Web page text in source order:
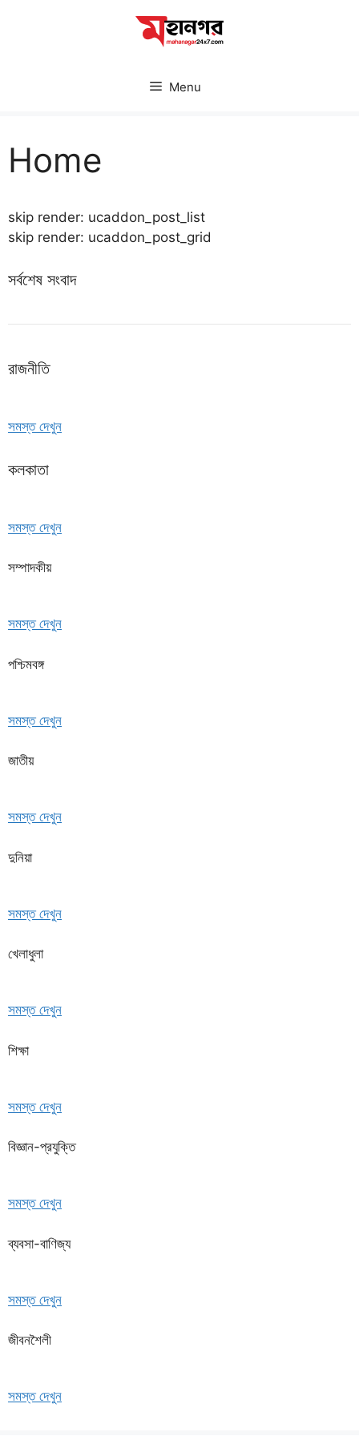
Menu
Home
skip render: ucaddon_post_list
skip render: ucaddon_post_grid
সর্বশেষ সংবাদ
রাজনীতি
সমস্ত দেখুন
কলকাতা
সমস্ত দেখুন
সম্পাদকীয়
সমস্ত দেখুন
পশ্চিমবঙ্গ
সমস্ত দেখুন
জাতীয়
সমস্ত দেখুন
দুনিয়া
সমস্ত দেখুন
খেলাধুলা
সমস্ত দেখুন
শিক্ষা
সমস্ত দেখুন
বিজ্ঞান-প্রযুক্তি
সমস্ত দেখুন
ব্যবসা-বাণিজ্য
সমস্ত দেখুন
জীবনশৈলী
সমস্ত দেখুন